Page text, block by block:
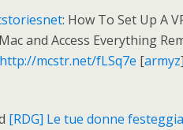
: How To Set Up A
and Access Everything
http://mcstr.net/fLSq7e [armyz
[RDG] Le tue donne